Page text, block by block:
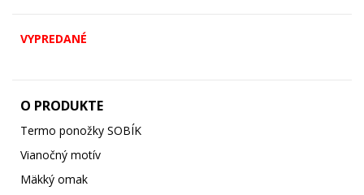
VYPREDANÉ
O PRODUKTE
Termo ponožky SOBÍK
Vianočný motív
Mäkký omak